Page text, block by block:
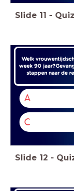
Slide 11 -
Welk
week 90 jaar?
stappen naar de
A
C
Slide 12 -